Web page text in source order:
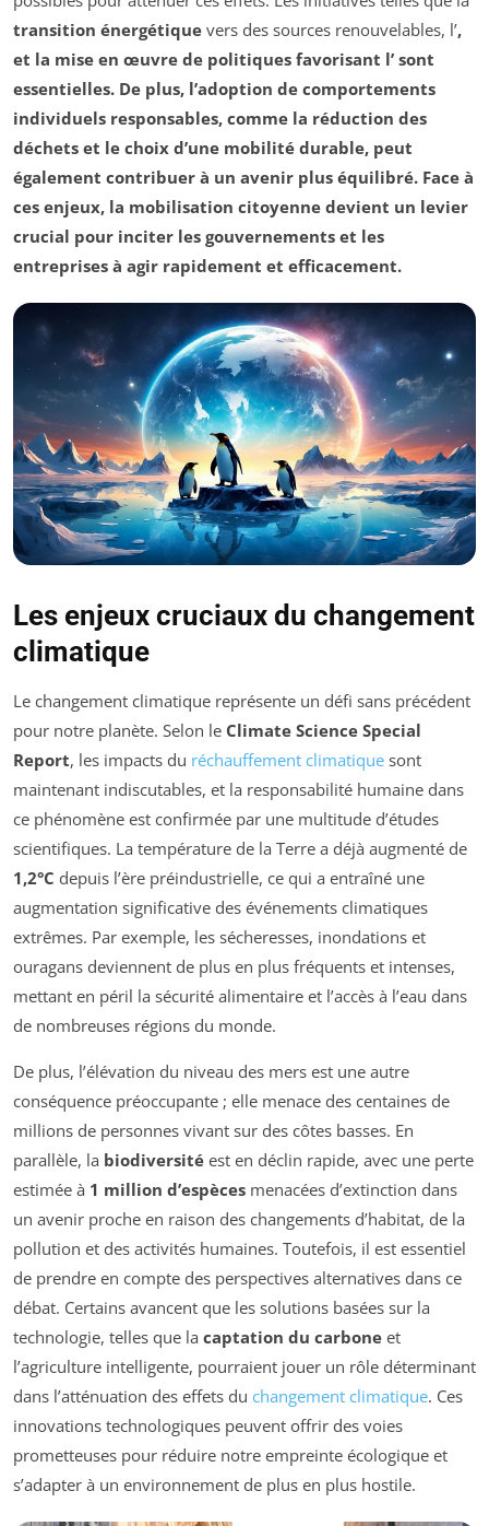
transition énergétique vers des sources renouvelables, l’,
et la mise en œuvre de politiques favorisant l’ sont
essentielles. De plus, l’adoption de comportements
individuels responsables, comme la réduction des
déchets et le choix d’une mobilité durable, peut
également contribuer à un avenir plus équilibré. Face à
ces enjeux, la mobilisation citoyenne devient un levier
crucial pour inciter les gouvernements et les
entreprises à agir rapidement et efficacement.
Les enjeux cruciaux du changement
climatique
Le changement climatique représente un défi sans précédent
pour notre planète. Selon le Climate Science Special
Report, les impacts du réchauffement climatique sont
maintenant indiscutables, et la responsabilité humaine dans
ce phénomène est confirmée par une multitude d’études
scientifiques. La température de la Terre a déjà augmenté de
1,2°C depuis l’ère préindustrielle, ce qui a entraîné une
augmentation significative des événements climatiques
extrêmes. Par exemple, les sécheresses, inondations et
ouragans deviennent de plus en plus fréquents et intenses,
mettant en péril la sécurité alimentaire et l’accès à l’eau dans
de nombreuses régions du monde.
De plus, l’élévation du niveau des mers est une autre
conséquence préoccupante ; elle menace des centaines de
millions de personnes vivant sur des côtes basses. En
parallèle, la biodiversité est en déclin rapide, avec une perte
estimée à 1 million d’espèces menacées d’extinction dans
un avenir proche en raison des changements d’habitat, de la
pollution et des activités humaines. Toutefois, il est essentiel
de prendre en compte des perspectives alternatives dans ce
débat. Certains avancent que les solutions basées sur la
technologie, telles que la captation du carbone et
l’agriculture intelligente, pourraient jouer un rôle déterminant
dans l’atténuation des effets du changement climatique. Ces
innovations technologiques peuvent offrir des voies
prometteuses pour réduire notre empreinte écologique et
s’adapter à un environnement de plus en plus hostile.